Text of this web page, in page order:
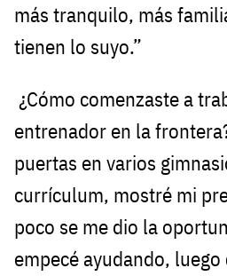
más tranquilo, más
tienen lo suyo.”
¿Cómo comenzaste a
entrenador en la
puertas en varios
currículum, mostré mi
poco se me dio la
empecé ayudando,